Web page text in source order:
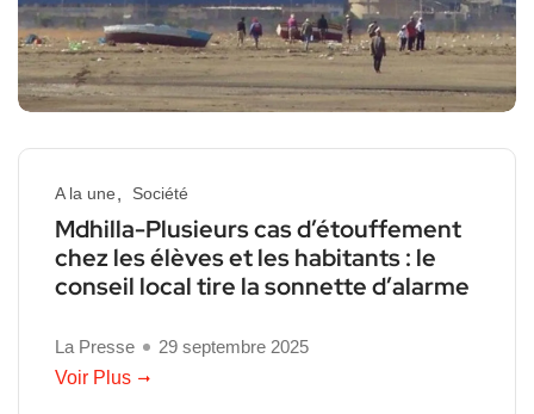
A la une Société
Mdhilla-Plusieurs cas d’étouffement
chez les élèves et les habitants : le
conseil local tire la sonnette d’alarme
La Presse
29 septembre 2025
Voir Plus